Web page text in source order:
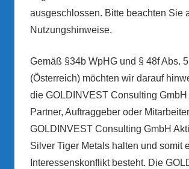
ausgeschlossen. Bitte beachten Sie
Nutzungshinweise.
Gemäß §34b WpHG und § 48f Abs.
(Österreich) möchten wir darauf
die GOLDINVEST Consulting GmbH
Partner, Auftraggeber oder
GOLDINVEST Consulting GmbH
Silver Tiger Metals halten und somit
Interessenskonflikt besteht. Die